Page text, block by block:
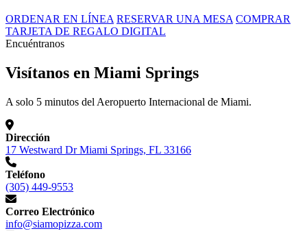
ORDENAR EN LÍNEA RESERVAR UNA MESA COMPRAR
TARJETA DE REGALO DIGITAL
Encuéntranos
Visítanos en Miami Springs
A solo 5 minutos del Aeropuerto Internacional de Miami.
Dirección
17 Westward Dr Miami Springs, FL 33166
Teléfono
(305) 449-9553
Correo Electrónico
info@siamopizza.com